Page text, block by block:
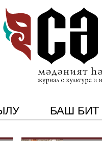
БАШ БИТ